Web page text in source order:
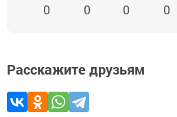
0 0 0 0
Расскажите друзьям